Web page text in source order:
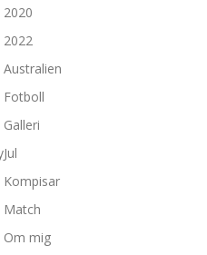
2020
2022
Australien
Fotboll
Galleri
Jul
Kompisar
Match
Om mig